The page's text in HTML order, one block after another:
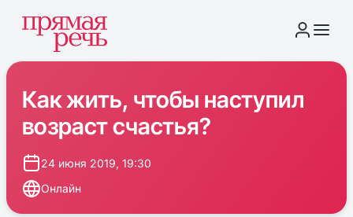
Как жить, чтобы наступил
возраст счастья?
24 июня 2019, 19:30
Онлайн